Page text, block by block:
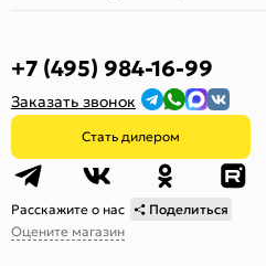
+7 (495) 984-16-99
Заказать звонок
Стать дилером
Расскажите о нас
Поделиться
Оцените магазин